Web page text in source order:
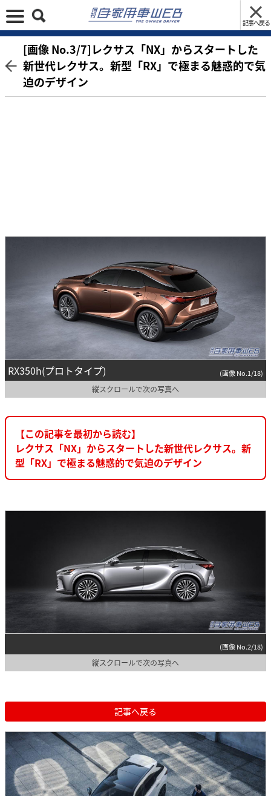
記事へ戻る
[画像 No.3/7]レクサス「NX」からスタートした
新世代レクサス。新型「RX」で極まる魅惑的で気
迫のデザイン
RX350h(プロトタイプ) (画像 No.1/18)
縦スクロールで次の写真へ
【この記事を最初から読む】
レクサス「NX」からスタートした新世代レクサス。新
型「RX」で極まる魅惑的で気迫のデザイン
(画像 No.2/18)
縦スクロールで次の写真へ
記事へ戻る